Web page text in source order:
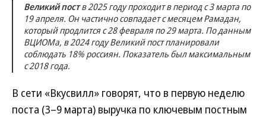
Великий поств 2025 году проходит в период с 3 марта по
19 апреля. Он частично совпадает с месяцем Рамадан,
который продлится с 28 февраля по 29 марта. По данным
ВЦИОМа, в 2024 году Великий пост планировали
соблюдать 18% россиян. Показатель был максимальным
с 2018 года.
В сети «Вкусвилл» говорят, что в первую неделю
поста (3–9 марта) выручка по ключевым постным